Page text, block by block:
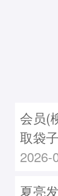
会员(
取袋
2026-
夏亮